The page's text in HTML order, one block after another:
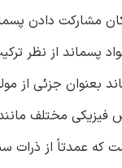
مشارکت دادن
پسماند از نظر
فیزیکی مختلف